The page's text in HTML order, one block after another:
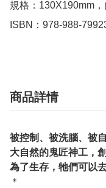
規格：130X190mm
ISBN：978-988-
商品詳情
被控制、被洗腦、被
大自然的鬼匠神工，
為了生存，牠們可以
＊